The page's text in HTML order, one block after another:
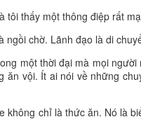
tôi thấy một thông điệp rất
ngồi chờ. Lãnh đạo là di
một thời đại mà mọi
ăn vội. Ít ai nói về những
không chỉ là thức ăn. Nó là
mới, một bài học mới và
gặp được ai khiến mình
bạn đáng tin cậy của
nối, lan tỏa giá trị và tạo
hệ không phải là danh sách
có thêm một người bạn chất
tri thức, kinh nghiệm, sự